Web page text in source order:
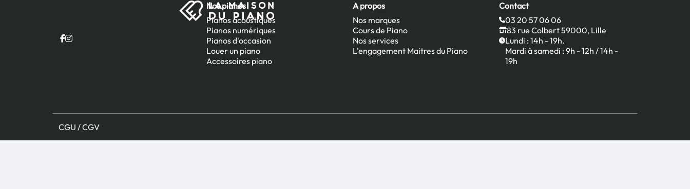
Nos pianos
Pianos acoustiques
Pianos numériques
Pianos d'occasion
Louer un piano
Accessoires piano
A propos
Nos marques
Cours de Piano
Nos services
L'engagement Maitres du Piano
Contact
03 20 57 06 06
83 rue Colbert 59000, Lille
Lundi : 14h - 19h.
Mardi à samedi : 9h - 12h / 14h -
19h
CGU / CGV